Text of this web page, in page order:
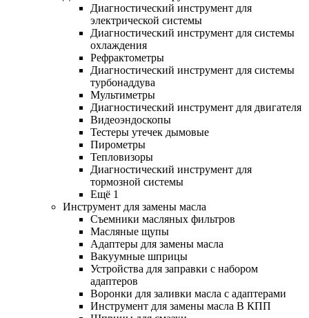
Диагностический инструмент для
электрической системы
Диагностический инструмент для системы
охлаждения
Рефрактометры
Диагностический инструмент для системы
турбонаддува
Мультиметры
Диагностический инструмент для двигателя
Видеоэндоскопы
Тестеры утечек дымовые
Пирометры
Тепловизоры
Диагностический инструмент для
тормозной системы
Ещё 1
Инструмент для замены масла
Съемники масляных фильтров
Масляные щупы
Адаптеры для замены масла
Вакуумные шприцы
Устройства для заправки с набором
адаптеров
Воронки для заливки масла с адаптерами
Инструмент для замены масла В КПП